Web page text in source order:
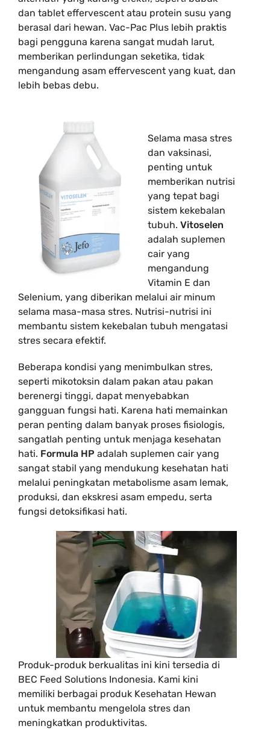
dan tablet effervescent atau protein susu yang
berasal dari hewan. Vac-Pac Plus lebih praktis
bagi pengguna karena sangat mudah larut,
memberikan perlindungan seketika, tidak
mengandung asam effervescent yang kuat, dan
lebih bebas debu.
Selama masa stres
dan vaksinasi,
penting untuk
memberikan nutrisi
yang tepat bagi
sistem kekebalan
tubuh. Vitoselen
adalah suplemen
cair yang
mengandung
Vitamin E dan
Selenium, yang diberikan melalui air minum
selama masa-masa stres. Nutrisi-nutrisi ini
membantu sistem kekebalan tubuh mengatasi
stres secara efektif.
Beberapa kondisi yang menimbulkan stres,
seperti mikotoksin dalam pakan atau pakan
berenergi tinggi, dapat menyebabkan
gangguan fungsi hati. Karena hati memainkan
peran penting dalam banyak proses fisiologis,
sangatlah penting untuk menjaga kesehatan
hati. Formula HP adalah suplemen cair yang
sangat stabil yang mendukung kesehatan hati
melalui peningkatan metabolisme asam lemak,
produksi, dan ekskresi asam empedu, serta
fungsi detoksifikasi hati.
Produk-produk berkualitas ini kini tersedia di
BEC Feed Solutions Indonesia. Kami kini
memiliki berbagai produk Kesehatan Hewan
untuk membantu mengelola stres dan
meningkatkan produktivitas.